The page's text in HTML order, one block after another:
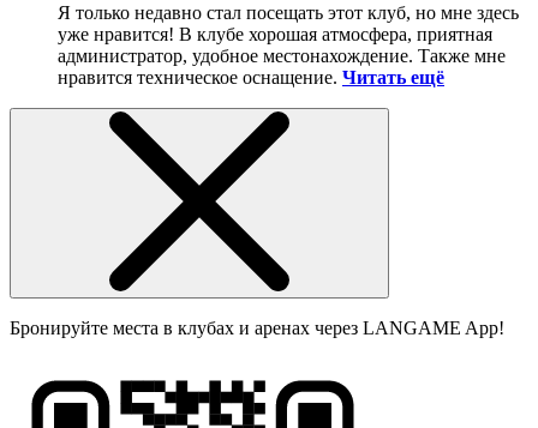
Я только недавно стал посещать этот клуб, но мне здесь
уже нравится! В клубе хорошая атмосфера, приятная
администратор, удобное местонахождение. Также мне
нравится техническое оснащение. Читать ещё
Бронируйте места в клубах и аренах через LANGAME App!